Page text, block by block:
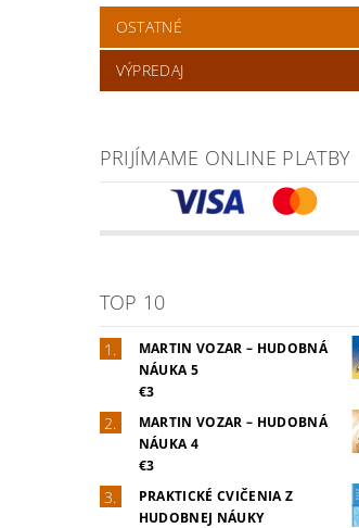
OSTATNÉ
VÝPREDAJ
PRIJÍMAME ONLINE PLATBY
TOP 10
MARTIN VOZAR – HUDOBNÁ
NÁUKA 5
€3
MARTIN VOZAR – HUDOBNÁ
NÁUKA 4
€3
PRAKTICKÉ CVIČENIA Z
HUDOBNEJ NÁUKY